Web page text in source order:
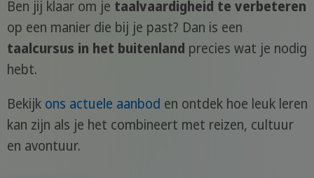
Ben jij klaar om je taalvaardigheid te verbeteren
op een manier die bij je past? Dan is een
taalcursus in het buitenland precies wat je nodig
hebt.
Bekijk ons actuele aanbod en ontdek hoe leuk leren
kan zijn als je het combineert met reizen, cultuur
en avontuur.